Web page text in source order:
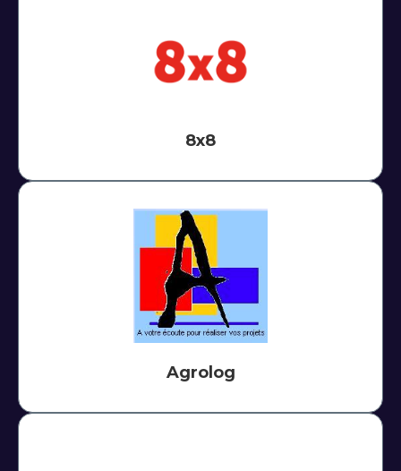
8x8
Agrolog